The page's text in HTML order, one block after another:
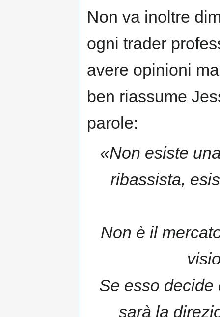
Non va inoltre
ogni trader
avere opinioni
ben riassume
parole:
«Non esiste
ribassista,
Non è il
Se esso decide
sarà la